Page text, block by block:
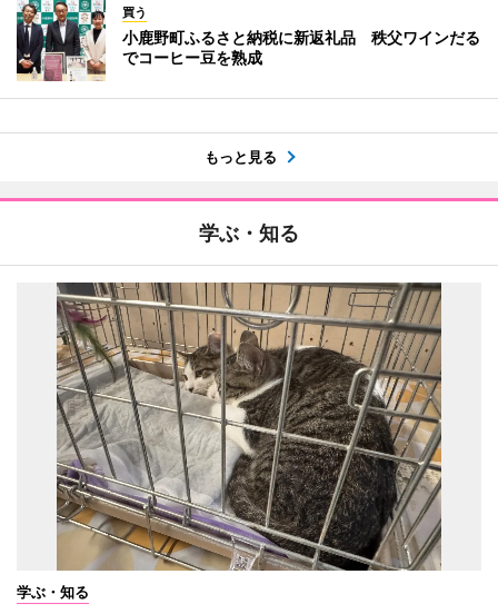
買う
小鹿野町ふるさと納税に新返礼品 秩父ワインだる
でコーヒー豆を熟成
もっと見る
学ぶ・知る
学ぶ・知る